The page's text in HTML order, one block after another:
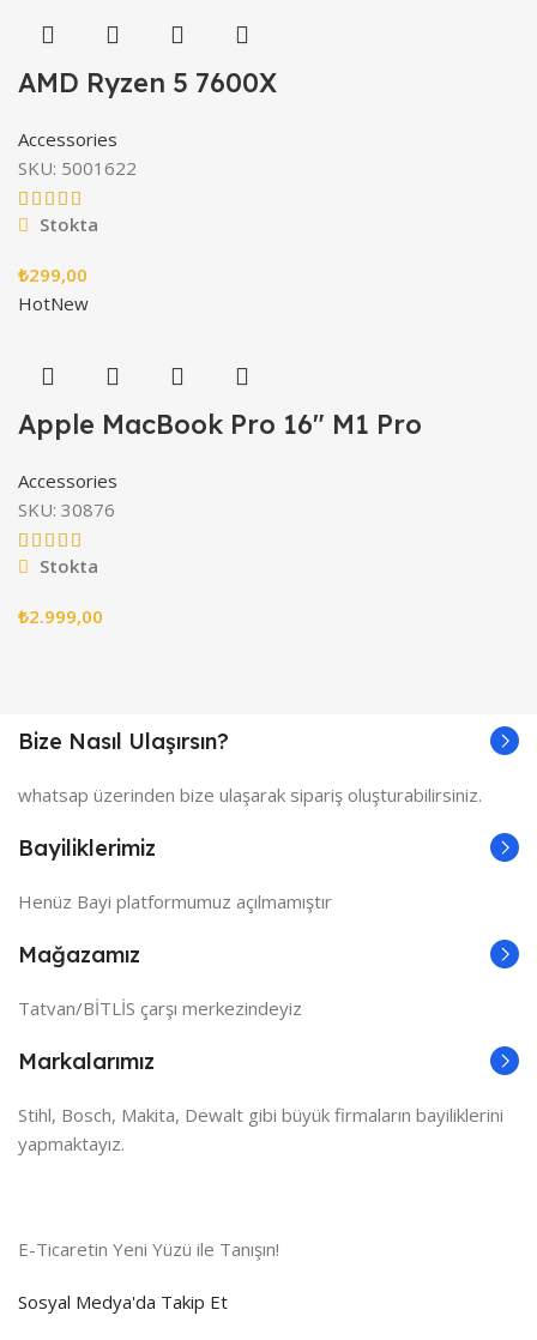
AMD Ryzen 5 7600X
Accessories
SKU: 5001622
Stokta
₺299,00
HotNew
Apple MacBook Pro 16″ M1 Pro
Accessories
SKU: 30876
Stokta
₺2.999,00
Bize Nasıl Ulaşırsın?
whatsap üzerinden bize ulaşarak sipariş oluşturabilirsiniz.
Bayiliklerimiz
Henüz Bayi platformumuz açılmamıştır
Mağazamız
Tatvan/BİTLİS çarşı merkezindeyiz
Markalarımız
Stihl, Bosch, Makita, Dewalt gibi büyük firmaların bayiliklerini
yapmaktayız.
E-Ticaretin Yeni Yüzü ile Tanışın!
Sosyal Medya'da Takip Et